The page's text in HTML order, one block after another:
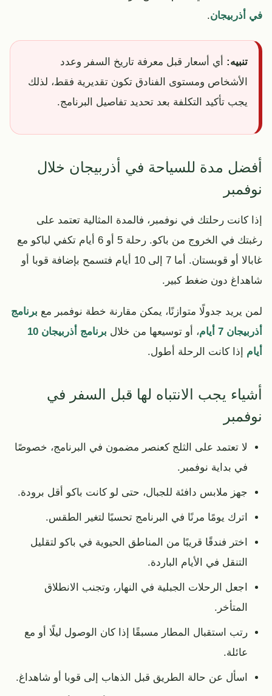
في أذربيجان.
تنبيه: أي أسعار قبل معرفة تاريخ السفر وعدد
الأشخاص ومستوى الفنادق تكون تقديرية فقط، لذلك
يجب تأكيد التكلفة بعد تحديد تفاصيل البرنامج.
أفضل مدة للسياحة في أذربيجان خلال
نوفمبر
إذا كانت رحلتك في نوفمبر، فالمدة المثالية تعتمد على
رغبتك في الخروج من باكو. رحلة 5 أو 6 أيام تكفي لباكو مع
غابالا أو قوبستان. أما 7 إلى 10 أيام فتسمح بإضافة قوبا أو
شاهداغ دون ضغط كبير.
لمن يريد جدولًا متوازنًا، يمكن مقارنة خطة نوفمبر مع برنامج
أذربيجان 7 أيام
، أو توسيعها من خلال
برنامج أذربيجان 10
أيام إذا كانت الرحلة أطول.
أشياء يجب الانتباه لها قبل السفر في
نوفمبر
لا تعتمد على الثلج كعنصر مضمون في البرنامج، خصوصًا
في بداية نوفمبر.
جهز ملابس دافئة للجبال، حتى لو كانت باكو أقل برودة.
اترك يومًا مرنًا في البرنامج تحسبًا لتغير الطقس.
اختر فندقًا قريبًا من المناطق الحيوية في باكو لتقليل
التنقل في الأيام الباردة.
اجعل الرحلات الجبلية في النهار، وتجنب الانطلاق
المتأخر.
رتب استقبال المطار مسبقًا إذا كان الوصول ليلًا أو مع
عائلة.
اسأل عن حالة الطريق قبل الذهاب إلى قوبا أو شاهداغ.